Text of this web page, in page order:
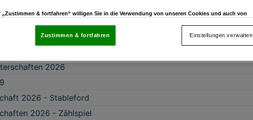
2026 18 Loch
2026
2026 - Stableford
2026 - Zählspiel
„Zustimmen & fortfahren“ willigen Sie in die Verwendung von unseren Cookies und auch von
die sich auf jeder Seite unten im Footer befinden.
Partner verarbeiten Daten, um Folgendes bereitzustellen:
auf einem Endgerät. Personalisierte Werbung und Inhalte, Messung von Werbeleistung und der
Einstellungen verwalten
Zustimmen & fortfahren